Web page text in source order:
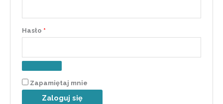
Hasło *
Zapamiętaj mnie
Zaloguj się